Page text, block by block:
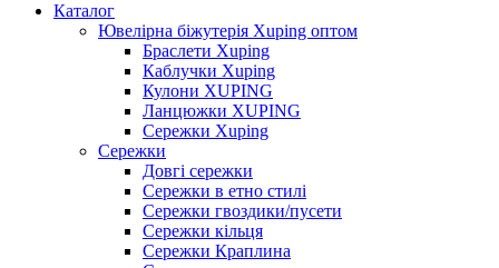
Каталог
Ювелірна біжутерія Xuping оптом
Браслети Xuping
Каблучки Xuping
Кулони XUPING
Ланцюжки XUPING
Сережки Xuping
Сережки
Довгі сережки
Сережки в етно стилі
Сережки гвоздики/пусети
Сережки кільця
Сережки Краплина